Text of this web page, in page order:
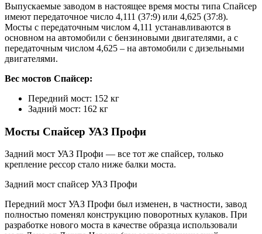
Выпускаемые заводом в настоящее время мосты типа Спайсер
имеют передаточное число 4,111 (37:9) или 4,625 (37:8).
Мосты с передаточным числом 4,111 устанавливаются в
основном на автомобили с бензиновыми двигателями, а с
передаточным числом 4,625 – на автомобили с дизельными
двигателями.
Вес мостов Спайсер:
Передний мост: 152 кг
Задний мост: 162 кг
Мосты Спайсер УАЗ Профи
Задний мост УАЗ Профи — все тот же спайсер, только
крепление рессор стало ниже балки моста.
Задний мост спайсер УАЗ Профи
Передний мост УАЗ Профи был изменен, в частности, завод
полностью поменял конструкцию поворотных кулаков. При
разработке нового моста в качестве образца использовали